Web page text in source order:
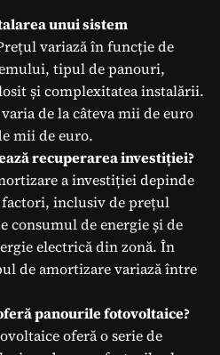
unui sistem
variază în funcție de
tipul de panouri,
și complexitatea instalării.
de la câteva mii de euro
mii de euro.
recuperarea investiției?
a investiției depinde
inclusiv de prețul
consumul de energie și de
electrică din zonă. În
de amortizare variază între
panourile fotovoltaice?
oferă o serie de